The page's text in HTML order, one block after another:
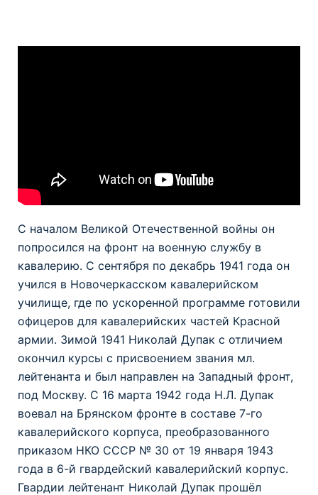
С началом Великой Отечественной войны он
попросился на фронт на военную службу в
кавалерию. С сентября по декабрь 1941 года он
учился в Новочеркасском кавалерийском
училище, где по ускоренной программе готовили
офицеров для кавалерийских частей Красной
армии. Зимой 1941 Николай Дупак с отличием
окончил курсы с присвоением звания мл.
лейтенанта и был направлен на Западный фронт,
под Москву. С 16 марта 1942 года Н.Л. Дупак
воевал на Брянском фронте в составе 7-го
кавалерийского корпуса, преобразованного
приказом НКО СССР № 30 от 19 января 1943
года в 6-й гвардейский кавалерийский корпус.
Гвардии лейтенант Николай Дупак прошёл